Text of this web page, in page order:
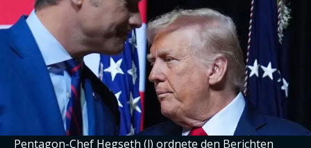
Pentagon-Chef Hegseth (l) ordnete den Berichten